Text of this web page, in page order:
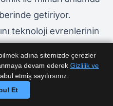
getiriyor.
teknoloji evrenlerinin
için baskı daha
Artık Sadece Bir
adına sitemizde çerezler
devam ederek Gizlilik ve
etmiş sayılırsınız.
Et